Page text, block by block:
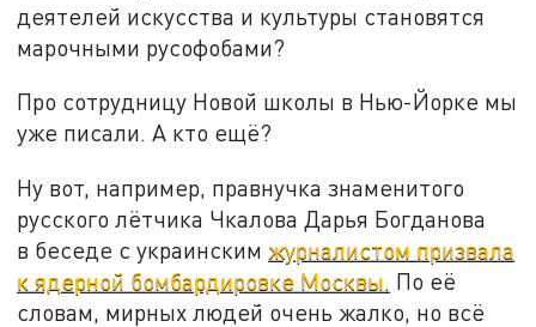
деятелей искусства и культуры становятся
марочными русофобами?
Про сотрудницу Новой школы в Нью-Йорке мы
уже писали. А кто ещё?
Ну вот, например, правнучка знаменитого
русского лётчика Чкалова Дарья Богданова
в беседе с украинским журналистом призвала
к ядерной бомбардировке Москвы. По её
словам, мирных людей очень жалко, но всё